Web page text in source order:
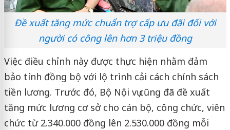
Đề xuất tăng mức chuẩn trợ cấp ưu đãi đối với
người có công lên hơn 3 triệu đồng
Việc điều chỉnh này được thực hiện nhằm đảm
bảo tính đồng bộ với lộ trình cải cách chính sách
tiền lương. Trước đó, Bộ Nội vụ cũng đã đề xuất
tăng mức lương cơ sở cho cán bộ, công chức, viên
chức từ 2.340.000 đồng lên 2.530.000 đồng mỗi